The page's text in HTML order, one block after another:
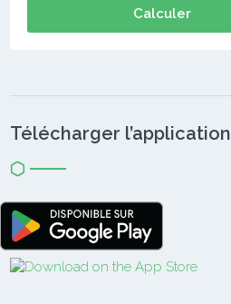
Calculer
Télécharger l’application